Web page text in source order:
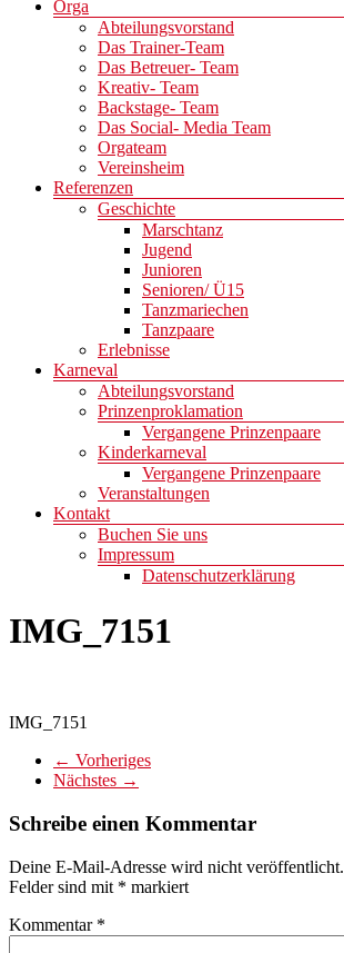
Orga
Abteilungsvorstand
Das Trainer-Team
Das Betreuer- Team
Kreativ- Team
Backstage- Team
Das Social- Media Team
Orgateam
Vereinsheim
Referenzen
Geschichte
Marschtanz
Jugend
Junioren
Senioren/ Ü15
Tanzmariechen
Tanzpaare
Erlebnisse
Karneval
Abteilungsvorstand
Prinzenproklamation
Vergangene Prinzenpaare
Kinderkarneval
Vergangene Prinzenpaare
Veranstaltungen
Kontakt
Buchen Sie uns
Impressum
Datenschutzerklärung
IMG_7151
IMG_7151
← Vorheriges
Nächstes →
Schreibe einen Kommentar
Deine E-Mail-Adresse wird nicht veröffentlicht.
Felder sind mit * markiert
Kommentar *